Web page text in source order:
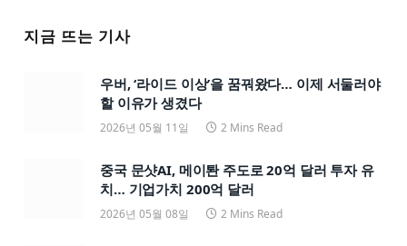
지금 뜨는 기사
우버, ‘라이드 이상’을 꿈꿔왔다… 이제 서둘러야
할 이유가 생겼다
2026년 05월 11일 2 Mins Read
중국 문샷AI, 메이퇀 주도로 20억 달러 투자 유
치… 기업가치 200억 달러
2026년 05월 08일 2 Mins Read